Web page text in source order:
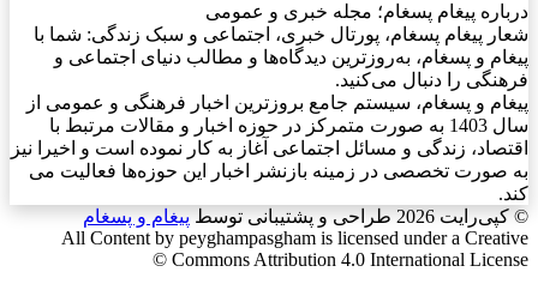
درباره پیغام پسغام؛ مجله خبری و عمومی
شعار پیغام پسغام، پورتال خبری، اجتماعی و سبک زندگی: شما با
پیغام و پسغام، به‌روزترین دیدگاه‌ها و مطالب دنیای اجتماعی و
فرهنگی را دنبال می‌کنید.
پیغام و پسغام، سیستم جامع بروزترین اخبار فرهنگی و عمومی از
سال 1403 به صورت متمرکز در حوزه اخبار و مقالات مرتبط با
اقتصاد، زندگی و مسائل اجتماعی آغاز به کار نموده است و اخیرا نیز
به صورت تخصصی در زمینه بازنشر اخبار این حوزه‌ها فعالیت می
کند.
© کپی‌رایت 2026
طراحی و پشتیبانی توسط پیغام و پسغام
All Content by peyghampasgham is licensed under a Creative
Commons Attribution 4.0 International License ©️